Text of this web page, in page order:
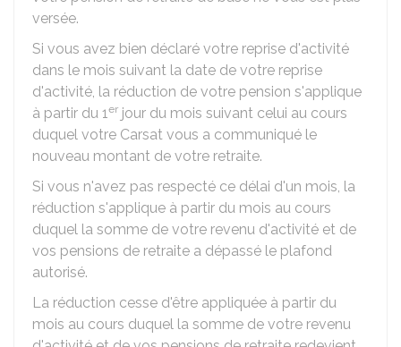
versée.
Si vous avez bien déclaré votre reprise d'activité
dans le mois suivant la date de votre reprise
d'activité, la réduction de votre pension s'applique
à partir du 1er jour du mois suivant celui au cours
duquel votre Carsat vous a communiqué le
nouveau montant de votre retraite.
Si vous n'avez pas respecté ce délai d'un mois, la
réduction s'applique à partir du mois au cours
duquel la somme de votre revenu d'activité et de
vos pensions de retraite a dépassé le plafond
autorisé.
La réduction cesse d'être appliquée à partir du
mois au cours duquel la somme de votre revenu